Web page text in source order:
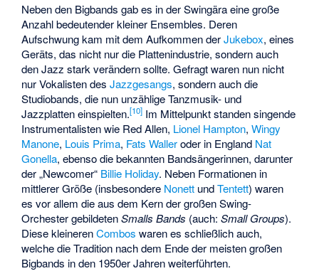
Neben den Bigbands gab es in der Swingära eine große
Anzahl bedeutender kleiner Ensembles. Deren
Aufschwung kam mit dem Aufkommen derJukebox, eines
Geräts, das nicht nur die Plattenindustrie, sondern auch
den Jazz stark verändern sollte. Gefragt waren nun nicht
nur Vokalisten desJazzgesangs, sondern auch die
Studiobands, die nun unzählige Tanzmusik- und
Jazzplatten einspielten.[10] Im Mittelpunkt standen singende
Instrumentalisten wie Red Allen, Lionel Hampton,Wingy
Manone, Louis Prima, Fats Walleroder in England Nat
Gonella, ebenso die bekannten Bandsängerinnen, darunter
der „Newcomer“ Billie Holiday. Neben Formationen in
mittlerer Größe (insbesondere Nonett undTentett) waren
es vor allem die aus dem Kern der großen Swing-
Orchester gebildetenSmalls Bands (auch:Small Groups).
Diese kleinerenCombos waren es schließlich auch,
welche die Tradition nach dem Ende der meisten großen
Bigbands in den 1950er Jahren weiterführten.